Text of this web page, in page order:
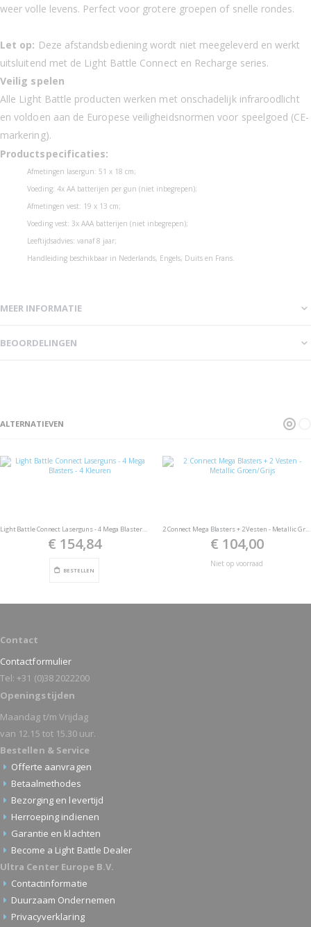
weer volle levens. Perfect voor grotere groepen of snelle rondes.
Let op: Deze afstandsbediening wordt niet meegeleverd en werkt
uitsluitend met de Light Battle Connect en Recharge series.
Veilig spelen
Alle Light Battle producten werken met onschadelijk infraroodlicht
en voldoen aan de Europese veiligheidsnormen voor speelgoed (CE-
markering).
Productspecificaties:
Afmetingen lasergun: 51 x 18 cm;
Voeding: 4x AA batterijen per gun (niet inbegrepen);
Afmetingen vest: 19 x 13 cm;
Voeding vest: 3x AAA batterijen (niet inbegrepen);
Leeftijdsadvies: vanaf 8 jaar;
Handleiding beschikbaar in Nederlands, Engels, Duits en Frans.
MEER INFORMATIE
BEOORDELINGEN
ALTERNATIEVEN
Light Battle Connect Laserguns - 4 Mega Blasters - 4 Kleuren
€ 154,84
BESTELLEN
2 Connect Mega Blasters + 2 Vesten - Metallic Groen/Grijs
€ 104,00
Niet op voorraad
Contact
Contactformulier
Tel: +31 (0)38 2022200
Openingstijden
Maandag t/m Vrijdag
van 12.15 tot 15.30 uur.
Bestellen & Service
Offerte aanvragen
Betaalmethodes
Bezorging en levertijd
Herroeping indienen
Garantie en klachten
Become a Light Battle Dealer
Ultra Center Europe B.V.
Contactinformatie
Duurzaam Ondernemen
Privacyverklaring